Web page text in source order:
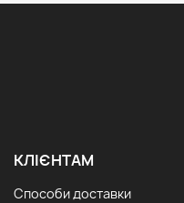
КЛІЄНТАМ
Способи доставки